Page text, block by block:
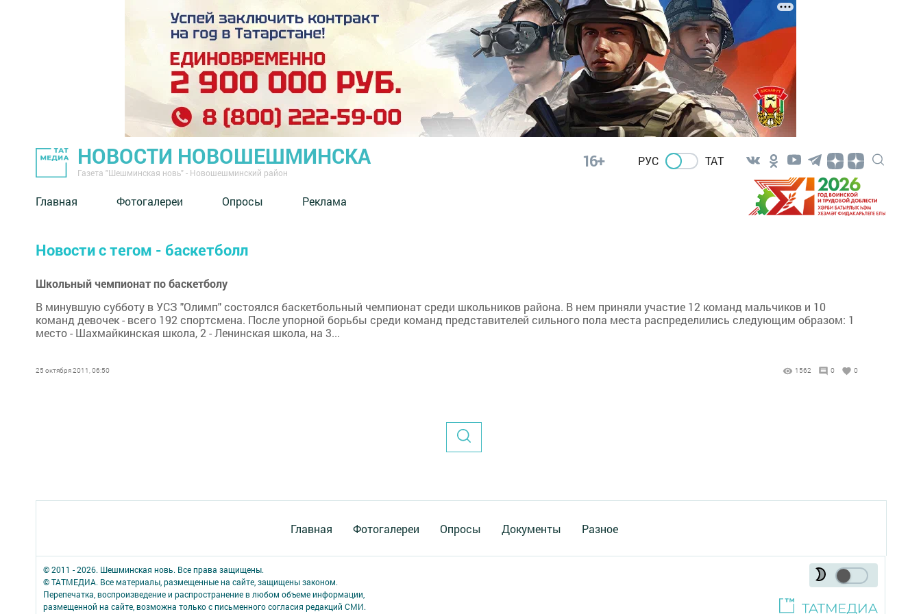
НОВОСТИ НОВОШЕШМИНСКА
Газета "Шешминская новь" - Новошешминский район
16+ РУС ТАТ
Главная Фотогалереи Опросы Реклама
Новости с тегом - баскетболл
Школьный чемпионат по баскетболу
В минувшую субботу в УСЗ "Олимп" состоялся баскетбольный чемпионат среди школьников района. В нем приняли участие 12 команд мальчиков и 10
команд девочек - всего 192 спортсмена. После упорной борьбы среди команд представителей сильного пола места распределились следующим образом: 1
место - Шахмайкинская школа, 2 - Ленинская школа, на 3...
25 октября 2011, 06:50 1562 0 0
Главная Фотогалереи Опросы Документы Разное
© 2011 - 2026. Шешминская новь. Все права защищены.
© ТАТМЕДИА. Все материалы, размещенные на сайте, защищены законом.
Перепечатка, воспроизведение и распространение в любом объеме информации,
размещенной на сайте, возможна только с письменного согласия редакций СМИ.